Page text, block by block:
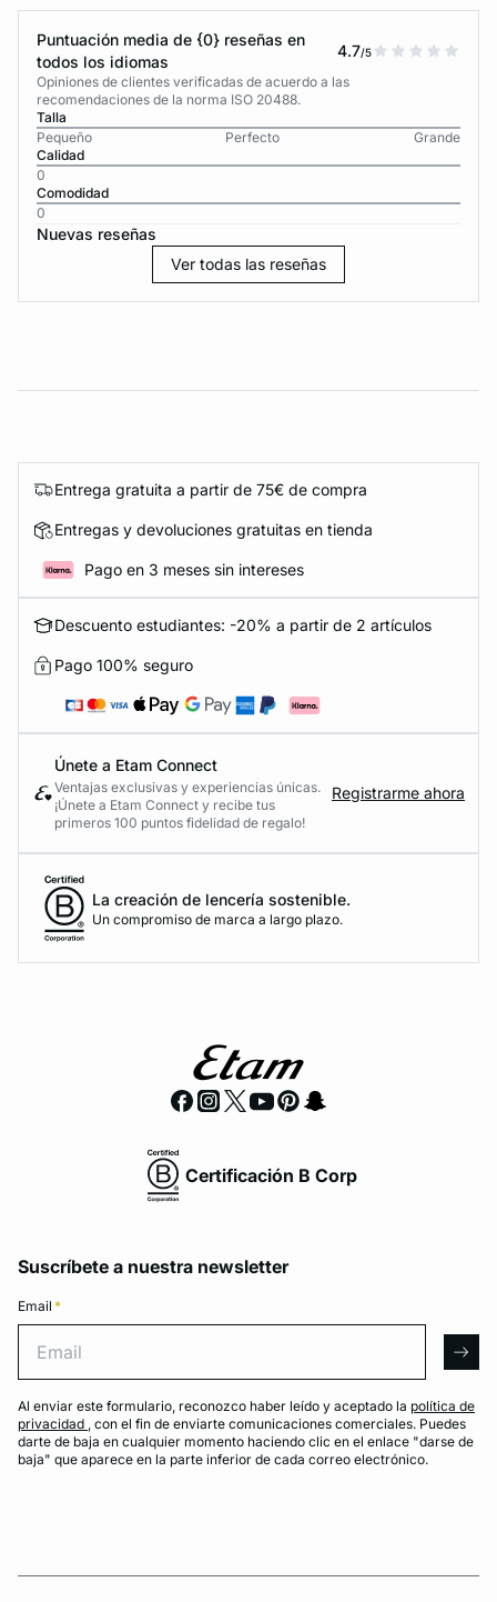
Puntuación media de {0} reseñas en
todos los idiomas
4.7/5
Opiniones de clientes verificadas de acuerdo a las
recomendaciones de la norma ISO 20488.
Talla
Pequeño
Perfecto
Grande
Calidad
0
Comodidad
0
Nuevas reseñas
Ver todas las reseñas
Entrega gratuita a partir de 75€ de compra
Entregas y devoluciones gratuitas en tienda
Pago en 3 meses sin intereses
Descuento estudiantes: -20% a partir de 2 artículos
Pago 100% seguro
Únete a Etam Connect
Ventajas exclusivas y experiencias únicas.
¡Únete a Etam Connect y recibe tus
primeros 100 puntos fidelidad de regalo!
Registrarme ahora
La creación de lencería sostenible.
Un compromiso de marca a largo plazo.
Certificación B Corp
Suscríbete a nuestra newsletter
Email *
Al enviar este formulario, reconozco haber leído y aceptado la política de
privacidad , con el fin de enviarte comunicaciones comerciales. Puedes
darte de baja en cualquier momento haciendo clic en el enlace "darse de
baja" que aparece en la parte inferior de cada correo electrónico.